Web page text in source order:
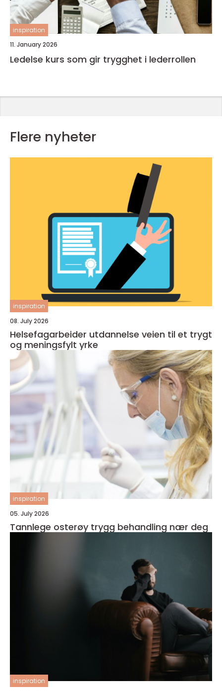
inspiration
11. January 2026
Ledelse kurs som gir trygghet i lederrollen
Flere nyheter
inspiration
08. July 2026
Helsefagarbeider utdannelse veien til et trygt
og meningsfylt yrke
inspiration
05. July 2026
Tannlege osterøy trygg behandling nær deg
inspiration